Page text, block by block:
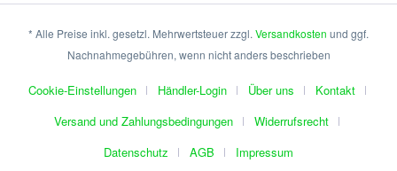
* Alle Preise inkl. gesetzl. Mehrwertsteuer zzgl. Versandkosten und ggf.
Nachnahmegebühren, wenn nicht anders beschrieben
Cookie-Einstellungen Händler-Login Über uns
Kontakt
Versand und Zahlungsbedingungen
Widerrufsrecht
Datenschutz
AGB
Impressum